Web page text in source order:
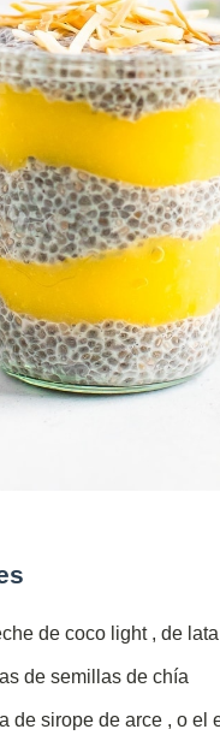
de coco light, de lata
de semillas de chía
de sirope de arce , o el